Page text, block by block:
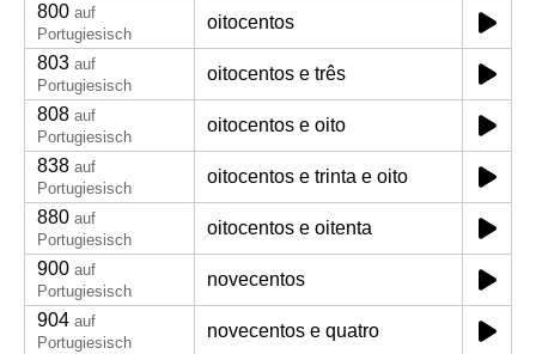
800 auf
Portugiesisch
oitocentos
803 auf
Portugiesisch
oitocentos e três
808 auf
Portugiesisch
oitocentos e oito
838 auf
Portugiesisch
oitocentos e trinta e oito
880 auf
Portugiesisch
oitocentos e oitenta
900 auf
Portugiesisch
novecentos
904 auf
Portugiesisch
novecentos e quatro